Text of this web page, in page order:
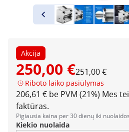
Akcija
250,00 €251,00 €
Riboto laiko pasiūlymas
206,61 € be PVM (21%) Mes
faktūras.
Pigiausia kaina per 30 dienų iki
Kiekio nuolaida